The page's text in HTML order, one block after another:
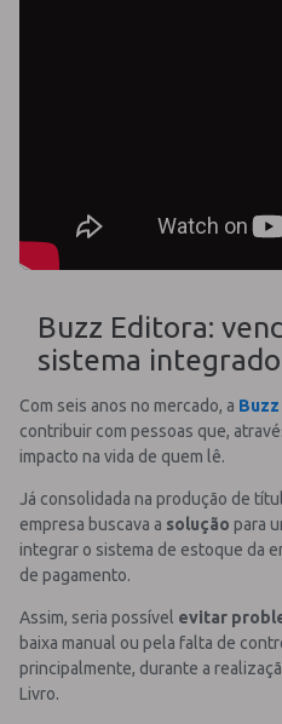
Buzz Editora:
sistema
Com seis anos no mercado, a
contribuir com pessoas que,
impacto na vida de quem lê.
Já consolidada na produção de
empresa buscava a solução para
integrar o sistema de estoque da
de pagamento.
Assim, seria possível evitar
baixa manual ou pela falta de
principalmente, durante a
Livro.